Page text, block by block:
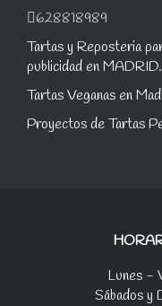
628818989
Tartas y Reposteria
publicidad en MADRID.
Tartas Veganas en
Proyectos de Tartas
Lunes -
Sábados y